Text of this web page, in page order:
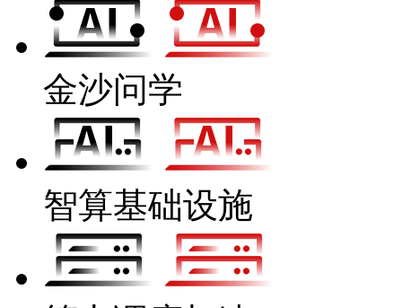
金沙问学
智算基础设施